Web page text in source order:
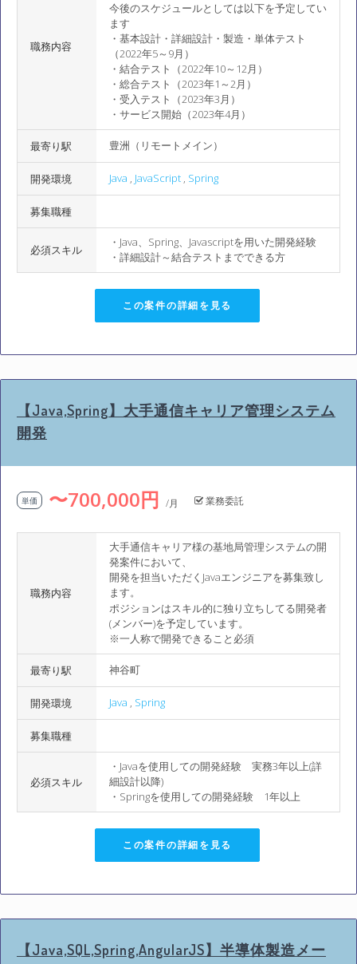
職務内容
今後のスケジュールとしては以下を予定してい
ます
・基本設計・詳細設計・製造・単体テスト
（2022年5～9月）
・結合テスト（2022年10～12月）
・総合テスト（2023年1～2月）
・受入テスト（2023年3月）
・サービス開始（2023年4月）
最寄り駅 豊洲（リモートメイン）
開発環境 Java , JavaScript , Spring
募集職種
必須スキル
・Java、Spring、Javascriptを用いた開発経験
・詳細設計～結合テストまでできる方
この案件の詳細を見る
【Java,Spring】大手通信キャリア管理システム
開発
単価 〜700,000円 /月 業務委託
職務内容
大手通信キャリア様の基地局管理システムの開
発案件において、
開発を担当いただくJavaエンジニアを募集致し
ます。
ポジションはスキル的に独り立ちしてる開発者
(メンバー)を予定しています。
※一人称で開発できること必須
最寄り駅 神谷町
開発環境 Java , Spring
募集職種
必須スキル
・Javaを使用しての開発経験 実務3年以上(詳
細設計以降)
・Springを使用しての開発経験 1年以上
この案件の詳細を見る
【Java,SQL,Spring,AngularJS】半導体製造メー